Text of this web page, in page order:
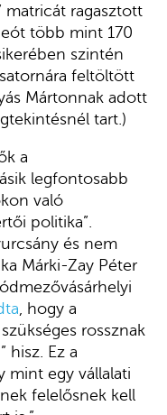
matricát ragasztott
több mint 170
szintén
feltöltött
Mártonnak adott
tart.)
a
legfontosabb
való
politika”.
és nem
Márki-Zay Péter
, hogy a
rossznak
hisz. Ez a
mint egy vállalati
felelősnek kell